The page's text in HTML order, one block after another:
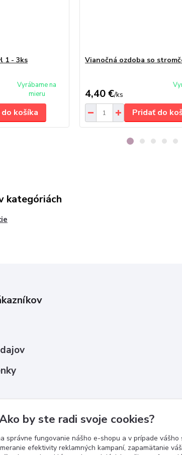
1 - 3ks
Vyrábame na
mieru
košíka
Vianočná ozdoba so
4,40 €/ks
Pridať do
kategóriách
by ste radi svoje cookies?
správne fungovanie nášho e-shopu a v prípade vášho
efektivity reklamných kampaní, zapamätanie